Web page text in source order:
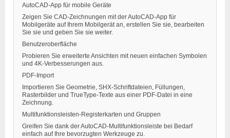
AutoCAD-App für mobile Geräte
Zeigen Sie CAD-Zeichnungen mit der AutoCAD-App für
Mobilgeräte auf Ihrem Mobilgerät an, erstellen Sie sie, bearbeiten
Sie sie und geben Sie sie weiter.
Benutzeroberfläche
Probieren Sie erweiterte Ansichten mit neuen einfachen Symbolen
und 4K-Verbesserungen aus.
PDF-Import
Importieren Sie Geometrie, SHX-Schriftdateien, Füllungen,
Rasterbilder und TrueType-Texte aus einer PDF-Datei in eine
Zeichnung.
Multifunktionsleisten-Registerkarten und Gruppen
Greifen Sie dank der AutoCAD-Multifunktionsleiste bei Bedarf
einfach auf Ihre bevorzugten Werkzeuge zu.